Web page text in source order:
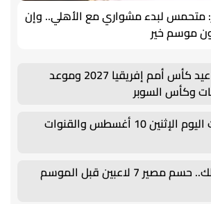
متحمس لبدء مشواري مع الأهلي.. وإن
موسم خير
كاف يعلن مواعيد كأس أمم إفريقيا 2027 وموعد
وكأس السوبر
مواعيد مباريات اليوم الإثنين 10 أغسطس والقنوات
غربلة في الزمالك.. حسم مصير 7 لاعبين قبل الموسم